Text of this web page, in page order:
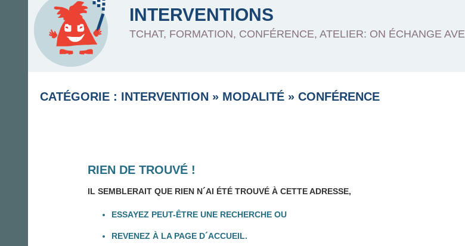
INTERVENTIONS
TCHAT, FORMATION, CONFÉRENCE, ATELIER: ON ÉCHANGE
CATÉGORIE : INTERVENTION » MODALITÉ » CONFÉRENCE
RIEN DE TROUVÉ !
IL SEMBLERAIT QUE RIEN N´AI ÉTÉ TROUVÉ À CETTE ADRESSE,
ESSAYEZ PEUT-ÊTRE UNE RECHERCHE OU
REVENEZ À LA PAGE D´ACCUEIL.